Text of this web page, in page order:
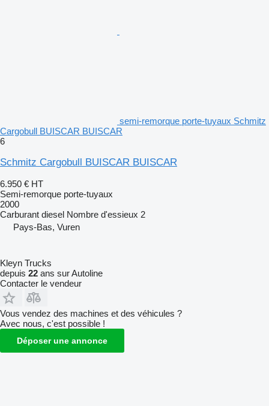
semi-remorque porte-tuyaux Schmitz
Cargobull BUISCAR BUISCAR
6
Schmitz Cargobull BUISCAR BUISCAR
6.950 € HT
Semi-remorque porte-tuyaux
2000
Carburant diesel Nombre d'essieux 2
Pays-Bas, Vuren
Kleyn Trucks
depuis 22 ans sur Autoline
Contacter le vendeur
Vous vendez des machines et des véhicules ?
Avec nous, c'est possible !
Déposer une annonce